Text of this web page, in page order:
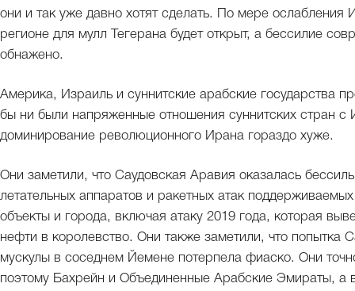
они и так уже давно хотят сделать. По мере ослабления
регионе для мулл Тегерана будет открыт, а бессилие
обнажено.
Америка, Израиль и суннитские арабские государства
бы ни были напряженные отношения суннитских стран
доминирование революционного Ирана гораздо хуже.
Они заметили, что Саудовская Аравия оказалась
летательных аппаратов и ракетных атак
объекты и города, включая атаку 2019 года, которая
нефти в королевство. Они также заметили, что попытка
мускулы в соседнем Йемене потерпела фиаско. Они
поэтому Бахрейн и Объединенные Арабские Эмираты, а